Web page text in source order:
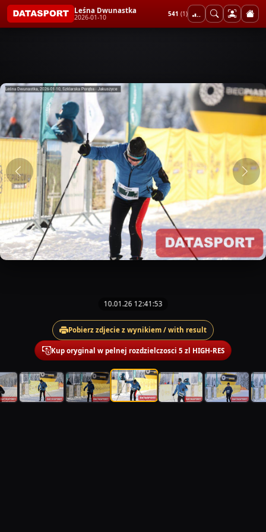
Leśna Dwunastka
2026-01-10 541 (1)
10.01.26 12:41:53
Pobierz zdjecie z wynikiem / with result
Kup oryginal w pelnej rozdzielczosci 5 zl HIGH-RES